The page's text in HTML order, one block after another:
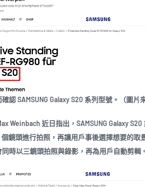
認 SAMSUNG Galaxy S20 系列型號。（圖片
Weinbach 近日指出，SAMSUNG Galaxy
個鏡頭進行拍照，再讓用戶事後選擇想要的
時以三鏡頭拍照與錄影，再為用戶自動剪輯